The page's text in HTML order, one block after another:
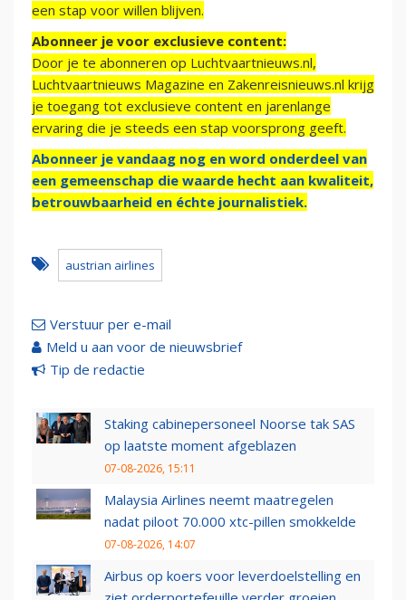
een stap voor willen blijven.
Abonneer je voor exclusieve content:
Door je te abonneren op Luchtvaartnieuws.nl,
Luchtvaartnieuws Magazine en Zakenreisnieuws.nl krijg
je toegang tot exclusieve content en jarenlange
ervaring die je steeds een stap voorsprong geeft.
Abonneer je vandaag nog en word onderdeel van
een gemeenschap die waarde hecht aan kwaliteit,
betrouwbaarheid en échte journalistiek.
austrian airlines
Verstuur per e-mail
Meld u aan voor de nieuwsbrief
Tip de redactie
Staking cabinepersoneel Noorse tak SAS
op laatste moment afgeblazen
07-08-2026, 15:11
Malaysia Airlines neemt maatregelen
nadat piloot 70.000 xtc-pillen smokkelde
07-08-2026, 14:07
Airbus op koers voor leverdoelstelling en